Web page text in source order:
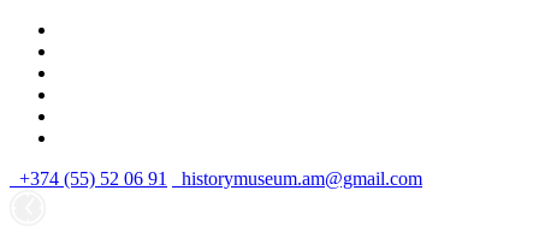
+374 (55) 52 06 91 historymuseum.am@gmail.com